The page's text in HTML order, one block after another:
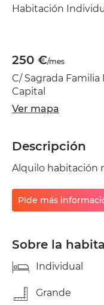
Habitación
250 €/mes
C/ Sagrada
Capital
Ver mapa
Descripción
Alquilo habitación
Pide más
Sobre la
Individual
Grande